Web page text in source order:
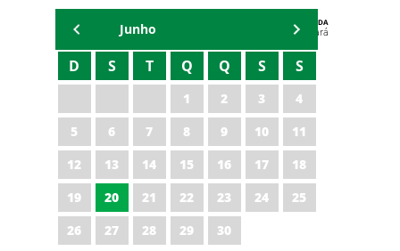
AGENDA
Polícia Militar do Ceará
Junho
D S T Q Q S S
1 2 3
4
5
6 7 8 9 10
11
12
13 14 15 16 17
18
19
20 21 22 23 24
25
26
27 28 29 30